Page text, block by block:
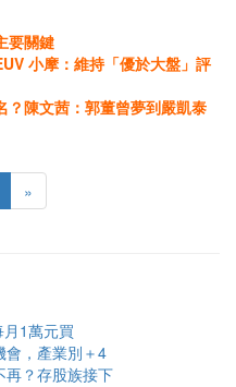
要關鍵
小摩：維持「優於大盤」評
？陳文茜：郭董曾夢到嚴凱泰
»
1萬元買
會，產業別＋4
再？存股族接下